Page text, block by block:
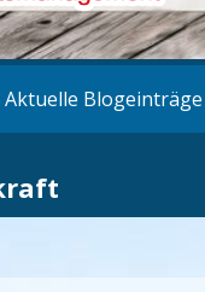
Aktuelle Blogeinträge